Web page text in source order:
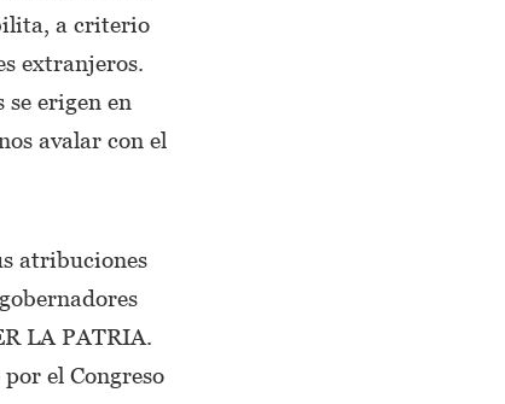
a criterio
extranjeros.
erigen en
avalar con el
atribuciones
LA PATRIA.
el Congreso